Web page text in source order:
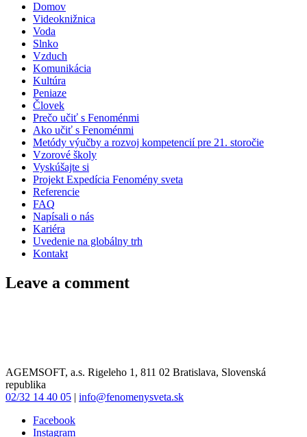
Domov
Videoknižnica
Voda
Slnko
Vzduch
Komunikácia
Kultúra
Peniaze
Človek
Prečo učiť s Fenoménmi
Ako učiť s Fenoménmi
Metódy výučby a rozvoj kompetencií pre 21. storočie
Vzorové školy
Vyskúšajte si
Projekt Expedícia Fenomény sveta
Referencie
FAQ
Napísali o nás
Kariéra
Uvedenie na globálny trh
Kontakt
Leave a comment
AGEMSOFT, a.s. Rigeleho 1, 811 02 Bratislava, Slovenská
republika
02/32 14 40 05 | info@fenomenysveta.sk
Facebook
Instagram